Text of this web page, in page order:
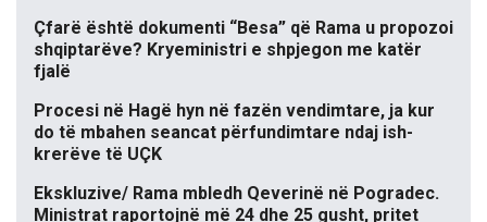
Çfarë është dokumenti “Besa” që Rama u propozoi
shqiptarëve? Kryeministri e shpjegon me katër
fjalë
Procesi në Hagë hyn në fazën vendimtare, ja kur
do të mbahen seancat përfundimtare ndaj ish-
krerëve të UÇK
Ekskluzive/ Rama mbledh Qeverinë në Pogradec.
Ministrat raportojnë më 24 dhe 25 gusht, pritet